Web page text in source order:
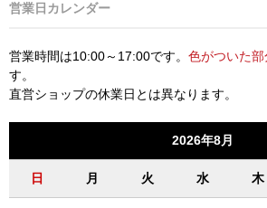
営業日カレンダー
営業時間は10:00～17:00です。 色がついた部
す。
直営ショップの休業日とは異なります。
2026年8月
日 月 火 水 木